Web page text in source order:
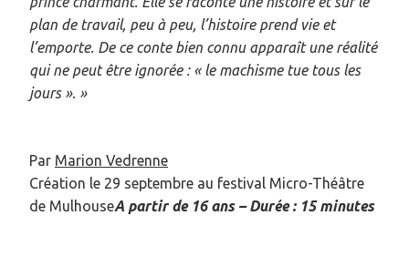
plan de travail, peu à peu, l’histoire prend vie et
l’emporte. De ce conte bien connu apparaît une réalité
qui ne peut être ignorée : « le machisme tue tous les
jours ». »
Par Marion Vedrenne
Création le 29 septembre au festival Micro-Théâtre
de MulhouseA partir de 16 ans – Durée : 15 minutes